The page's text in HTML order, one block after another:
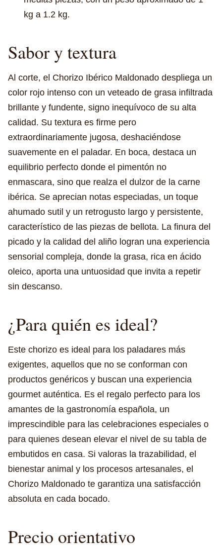
kg a 1.2 kg.
Sabor y textura
Al corte, el Chorizo Ibérico Maldonado despliega un
color rojo intenso con un veteado de grasa infiltrada
brillante y fundente, signo inequívoco de su alta
calidad. Su textura es firme pero
extraordinariamente jugosa, deshaciéndose
suavemente en el paladar. En boca, destaca un
equilibrio perfecto donde el pimentón no
enmascara, sino que realza el dulzor de la carne
ibérica. Se aprecian notas especiadas, un toque
ahumado sutil y un retrogusto largo y persistente,
característico de las piezas de bellota. La finura del
picado y la calidad del aliño logran una experiencia
sensorial compleja, donde la grasa, rica en ácido
oleico, aporta una untuosidad que invita a repetir
sin descanso.
¿Para quién es ideal?
Este chorizo es ideal para los paladares más
exigentes, aquellos que no se conforman con
productos genéricos y buscan una experiencia
gourmet auténtica. Es el regalo perfecto para los
amantes de la gastronomía española, un
imprescindible para las celebraciones especiales o
para quienes desean elevar el nivel de su tabla de
embutidos en casa. Si valoras la trazabilidad, el
bienestar animal y los procesos artesanales, el
Chorizo Maldonado te garantiza una satisfacción
absoluta en cada bocado.
Precio orientativo